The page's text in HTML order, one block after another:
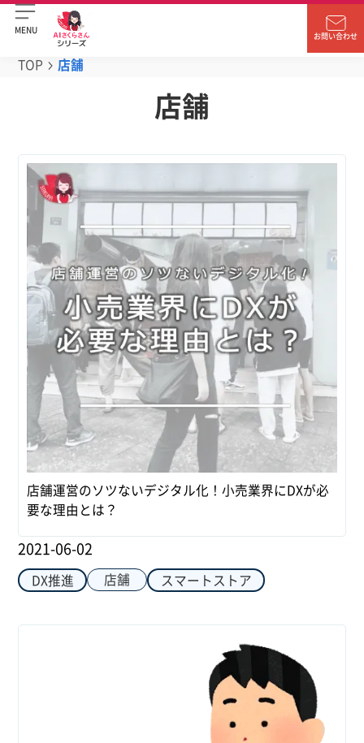
MENU
お問い合わせ
TOP 店舗
店舗
店舗運営のソツないデジタル化！小売業界にDXが必
要な理由とは？
2021-06-02
DX推進 店舗 スマートストア